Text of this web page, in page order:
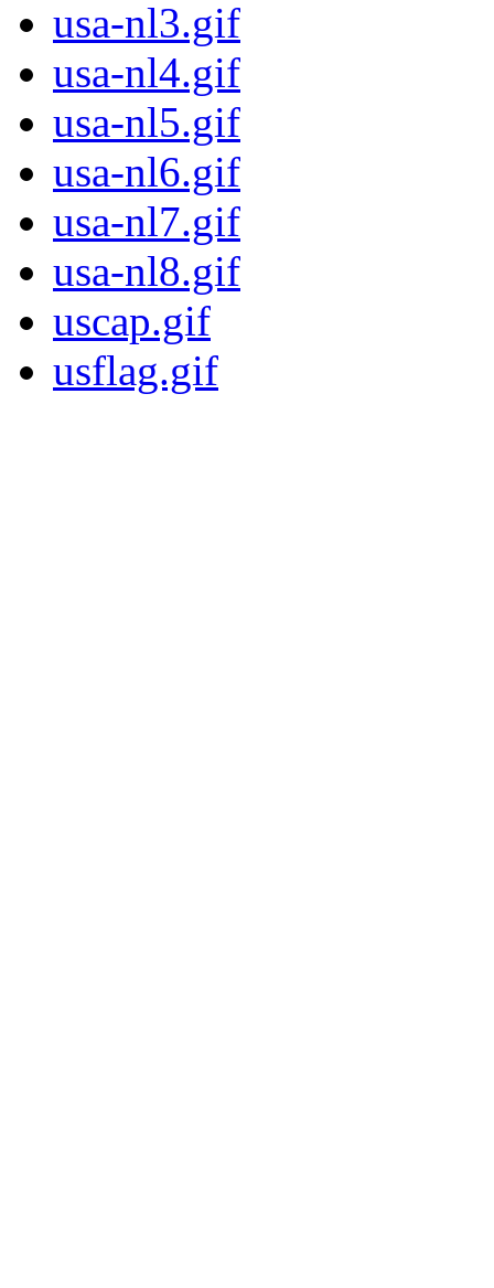
usa-nl3.gif
usa-nl4.gif
usa-nl5.gif
usa-nl6.gif
usa-nl7.gif
usa-nl8.gif
uscap.gif
usflag.gif